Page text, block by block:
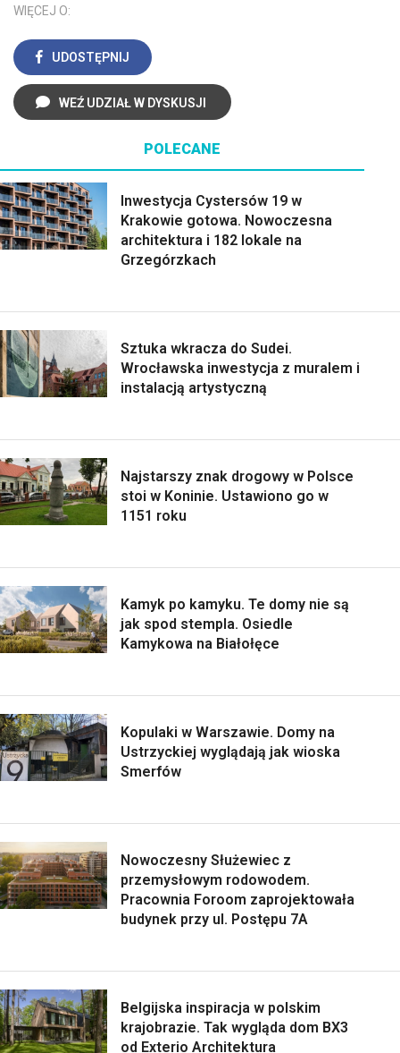
WIĘCEJ O:
UDOSTĘPNIJ
WEŹ UDZIAŁ W DYSKUSJI
POLECANE
Inwestycja Cystersów 19 w
Krakowie gotowa. Nowoczesna
architektura i 182 lokale na
Grzegórzkach
Sztuka wkracza do Sudei.
Wrocławska inwestycja z muralem i
instalacją artystyczną
Najstarszy znak drogowy w Polsce
stoi w Koninie. Ustawiono go w
1151 roku
Kamyk po kamyku. Te domy nie są
jak spod stempla. Osiedle
Kamykowa na Białołęce
Kopulaki w Warszawie. Domy na
Ustrzyckiej wyglądają jak wioska
Smerfów
Nowoczesny Służewiec z
przemysłowym rodowodem.
Pracownia Foroom zaprojektowała
budynek przy ul. Postępu 7A
Belgijska inspiracja w polskim
krajobrazie. Tak wygląda dom BX3
od Exterio Architektura